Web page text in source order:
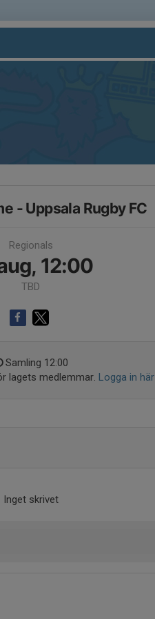
- Uppsala Rugby FC
Regionals
12:00
TBD
Samling 12:00
lagets medlemmar. Logga in här
Inget skrivet